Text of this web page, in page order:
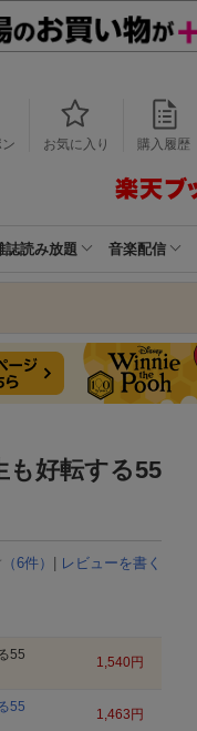
お気に入り 購入履歴
誌読み放題 音楽配信
好転する55
（6件） | レビューを書く
55
1,540円
55
1,463 円